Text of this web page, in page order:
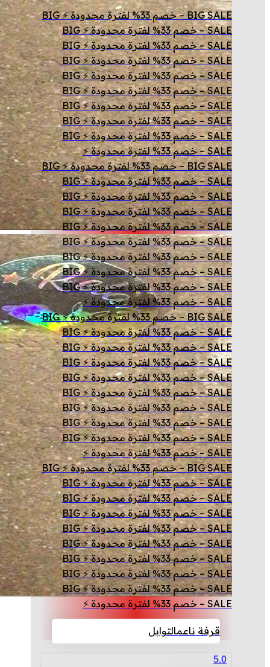
صفحة
المنتج
BIG SALE – خصم 33% لفترة محدودة ⚡ BIG
SALE – خصم 33% لفترة محدودة ⚡ BIG
SALE – خصم 33% لفترة محدودة ⚡ BIG
SALE – خصم 33% لفترة محدودة ⚡ BIG
SALE – خصم 33% لفترة محدودة ⚡ BIG
SALE – خصم 33% لفترة محدودة ⚡ BIG
SALE – خصم 33% لفترة محدودة ⚡ BIG
SALE – خصم 33% لفترة محدودة ⚡ BIG
SALE – خصم 33% لفترة محدودة ⚡ BIG
SALE – خصم 33% لفترة محدودة ⚡
BIG SALE – خصم 33% لفترة محدودة ⚡ BIG
SALE – خصم 33% لفترة محدودة ⚡ BIG
SALE – خصم 33% لفترة محدودة ⚡ BIG
SALE – خصم 33% لفترة محدودة ⚡ BIG
SALE – خصم 33% لفترة محدودة ⚡ BIG
SALE – خصم 33% لفترة محدودة ⚡ BIG
SALE – خصم 33% لفترة محدودة ⚡ BIG
SALE – خصم 33% لفترة محدودة ⚡ BIG
SALE – خصم 33% لفترة محدودة ⚡ BIG
SALE – خصم 33% لفترة محدودة ⚡
BIG SALE – خصم 33% لفترة محدودة ⚡ BIG
SALE – خصم 33% لفترة محدودة ⚡ BIG
SALE – خصم 33% لفترة محدودة ⚡ BIG
SALE – خصم 33% لفترة محدودة ⚡ BIG
SALE – خصم 33% لفترة محدودة ⚡ BIG
SALE – خصم 33% لفترة محدودة ⚡ BIG
SALE – خصم 33% لفترة محدودة ⚡ BIG
SALE – خصم 33% لفترة محدودة ⚡ BIG
SALE – خصم 33% لفترة محدودة ⚡ BIG
SALE – خصم 33% لفترة محدودة ⚡
BIG SALE – خصم 33% لفترة محدودة ⚡ BIG
SALE – خصم 33% لفترة محدودة ⚡ BIG
SALE – خصم 33% لفترة محدودة ⚡ BIG
SALE – خصم 33% لفترة محدودة ⚡ BIG
SALE – خصم 33% لفترة محدودة ⚡ BIG
SALE – خصم 33% لفترة محدودة ⚡ BIG
SALE – خصم 33% لفترة محدودة ⚡ BIG
SALE – خصم 33% لفترة محدودة ⚡ BIG
SALE – خصم 33% لفترة محدودة ⚡ BIG
SALE – خصم 33% لفترة محدودة ⚡
قرفة ناعمالتوابل
5.0